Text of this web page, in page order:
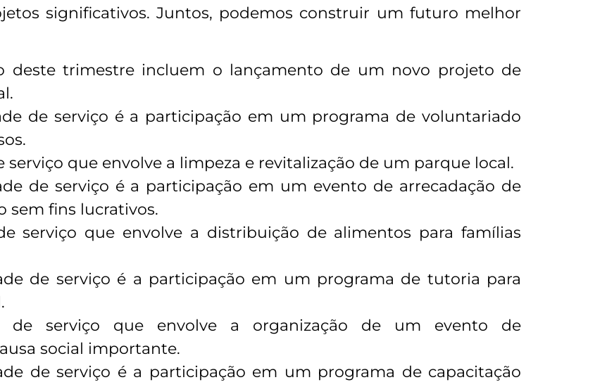
significativos. Juntos, podemos construir um futuro melhor
deste trimestre incluem o lançamento de um novo projeto de
de serviço é a participação em um programa de voluntariado
que envolve a limpeza e revitalização de um parque local.
de serviço é a participação em um evento de arrecadação de
sem fins lucrativos.
serviço que envolve a distribuição de alimentos para famílias
de serviço é a participação em um programa de tutoria para
de serviço que envolve a organização de um evento de
social importante.
de serviço é a participação em um programa de capacitação